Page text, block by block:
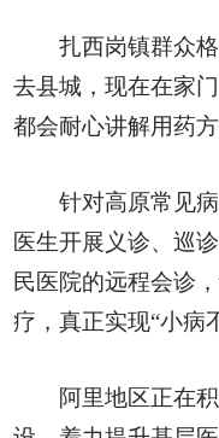
扎西岗镇群众
去县城，现在在家
都会耐心讲解用药
针对高原常见
医生开展义诊、巡
民医院的远程会诊
疗，真正实现“小病
阿里地区正在